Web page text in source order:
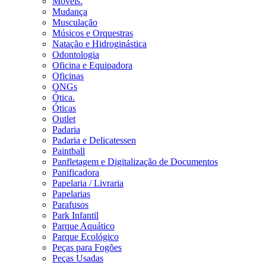
Mudança
Musculação
Músicos e Orquestras
Natação e Hidroginástica
Odontologia
Oficina e Equipadora
Oficinas
ONGs
Ótica.
Óticas
Outlet
Padaria
Padaria e Delicatessen
Paintball
Panfletagem e Digitalização de Documentos
Panificadora
Papelaria / Livraria
Papelarias
Parafusos
Park Infantil
Parque Aquático
Parque Ecológico
Peças para Fogões
Peças Usadas